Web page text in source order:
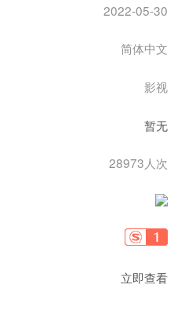
2022-05-30
简体中文
影视
暂无
28973人次
立即查看